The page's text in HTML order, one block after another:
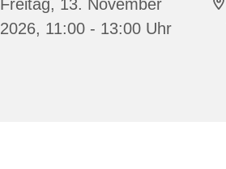
Freitag, 13. November
2026, 11:00 - 13:00 Uhr